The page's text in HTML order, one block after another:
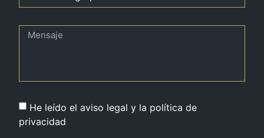
He leído el aviso legal y la política de
privacidad